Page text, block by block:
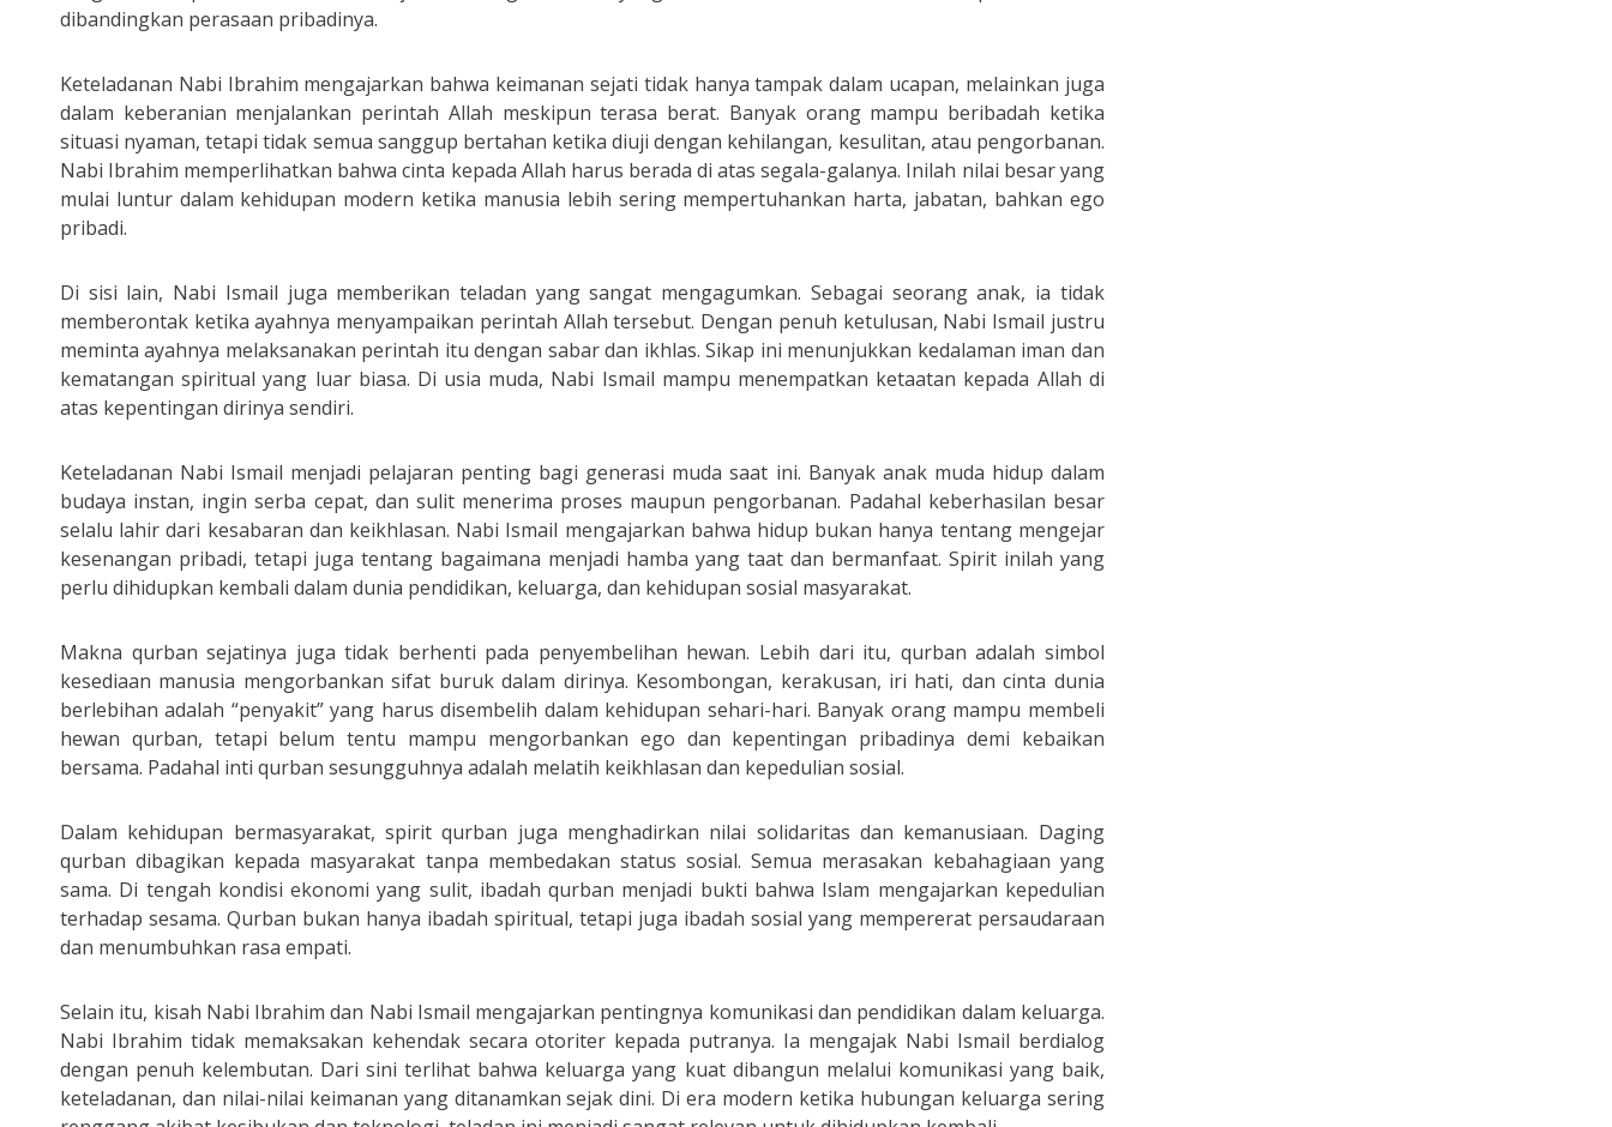
dibandingkan perasaan pribadinya.
Keteladanan Nabi Ibrahim mengajarkan bahwa keimanan sejati tidak hanya tampak dalam ucapan, melainkan juga
dalam keberanian menjalankan perintah Allah meskipun terasa berat. Banyak orang mampu beribadah ketika
situasi nyaman, tetapi tidak semua sanggup bertahan ketika diuji dengan kehilangan, kesulitan, atau pengorbanan.
Nabi Ibrahim memperlihatkan bahwa cinta kepada Allah harus berada di atas segala-galanya. Inilah nilai besar yang
mulai luntur dalam kehidupan modern ketika manusia lebih sering mempertuhankan harta, jabatan, bahkan ego
pribadi.
Di sisi lain, Nabi Ismail juga memberikan teladan yang sangat mengagumkan. Sebagai seorang anak, ia tidak
memberontak ketika ayahnya menyampaikan perintah Allah tersebut. Dengan penuh ketulusan, Nabi Ismail justru
meminta ayahnya melaksanakan perintah itu dengan sabar dan ikhlas. Sikap ini menunjukkan kedalaman iman dan
kematangan spiritual yang luar biasa. Di usia muda, Nabi Ismail mampu menempatkan ketaatan kepada Allah di
atas kepentingan dirinya sendiri.
Keteladanan Nabi Ismail menjadi pelajaran penting bagi generasi muda saat ini. Banyak anak muda hidup dalam
budaya instan, ingin serba cepat, dan sulit menerima proses maupun pengorbanan. Padahal keberhasilan besar
selalu lahir dari kesabaran dan keikhlasan. Nabi Ismail mengajarkan bahwa hidup bukan hanya tentang mengejar
kesenangan pribadi, tetapi juga tentang bagaimana menjadi hamba yang taat dan bermanfaat. Spirit inilah yang
perlu dihidupkan kembali dalam dunia pendidikan, keluarga, dan kehidupan sosial masyarakat.
Makna qurban sejatinya juga tidak berhenti pada penyembelihan hewan. Lebih dari itu, qurban adalah simbol
kesediaan manusia mengorbankan sifat buruk dalam dirinya. Kesombongan, kerakusan, iri hati, dan cinta dunia
berlebihan adalah “penyakit” yang harus disembelih dalam kehidupan sehari-hari. Banyak orang mampu membeli
hewan qurban, tetapi belum tentu mampu mengorbankan ego dan kepentingan pribadinya demi kebaikan
bersama. Padahal inti qurban sesungguhnya adalah melatih keikhlasan dan kepedulian sosial.
Dalam kehidupan bermasyarakat, spirit qurban juga menghadirkan nilai solidaritas dan kemanusiaan. Daging
qurban dibagikan kepada masyarakat tanpa membedakan status sosial. Semua merasakan kebahagiaan yang
sama. Di tengah kondisi ekonomi yang sulit, ibadah qurban menjadi bukti bahwa Islam mengajarkan kepedulian
terhadap sesama. Qurban bukan hanya ibadah spiritual, tetapi juga ibadah sosial yang mempererat persaudaraan
dan menumbuhkan rasa empati.
Selain itu, kisah Nabi Ibrahim dan Nabi Ismail mengajarkan pentingnya komunikasi dan pendidikan dalam keluarga.
Nabi Ibrahim tidak memaksakan kehendak secara otoriter kepada putranya. Ia mengajak Nabi Ismail berdialog
dengan penuh kelembutan. Dari sini terlihat bahwa keluarga yang kuat dibangun melalui komunikasi yang baik,
keteladanan, dan nilai-nilai keimanan yang ditanamkan sejak dini. Di era modern ketika hubungan keluarga sering